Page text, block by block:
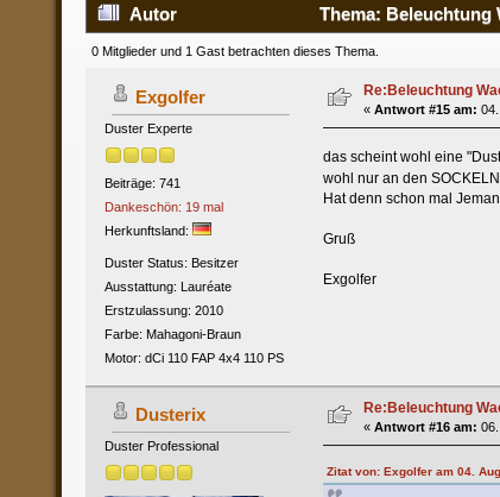
Autor Thema: Beleuchtung
0 Mitglieder und 1 Gast betrachten dieses Thema.
Exgolfer
Duster Experte
Beiträge: 741
Dankeschön: 19 mal
Herkunftsland:
Duster Status: Besitzer
Ausstattung: Lauréate
Erstzulassung: 2010
Farbe: Mahagoni-Braun
Motor: dCi 110 FAP 4x4 110 PS
Re:Beleuchtung
« Antwort #15 am:
das scheint wohl eine
wohl nur an den
Hat denn schon mal
Gruß
Exgolfer
Dusterix
Duster Professional
Re:Beleuchtung
« Antwort #16 am:
Zitat von: Exgolfer am 04.